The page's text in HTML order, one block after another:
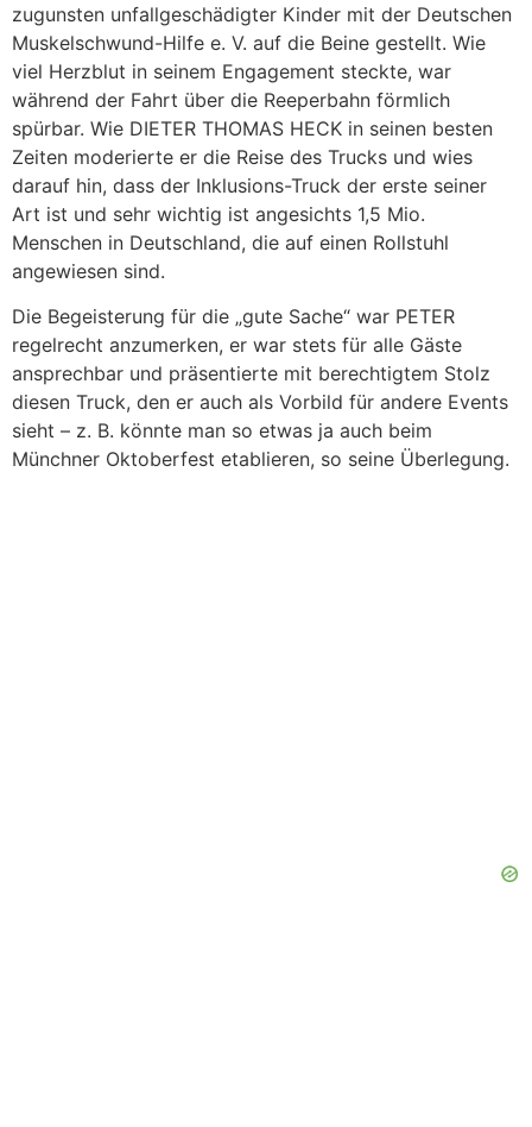
zugunsten unfallgeschädigter Kinder mit der Deutschen
Muskelschwund-Hilfe e. V. auf die Beine gestellt. Wie
viel Herzblut in seinem Engagement steckte, war
während der Fahrt über die Reeperbahn förmlich
spürbar. Wie DIETER THOMAS HECK in seinen besten
Zeiten moderierte er die Reise des Trucks und wies
darauf hin, dass der Inklusions-Truck der erste seiner
Art ist und sehr wichtig ist angesichts 1,5 Mio.
Menschen in Deutschland, die auf einen Rollstuhl
angewiesen sind.
Die Begeisterung für die „gute Sache“ war PETER
regelrecht anzumerken, er war stets für alle Gäste
ansprechbar und präsentierte mit berechtigtem Stolz
diesen Truck, den er auch als Vorbild für andere Events
sieht – z. B. könnte man so etwas ja auch beim
Münchner Oktoberfest etablieren, so seine Überlegung.